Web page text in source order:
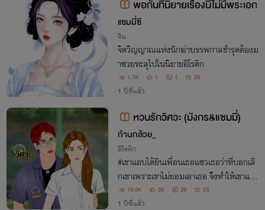
พอกันทีนิยายเรื่องนี้ไม่มีพระเอก
แซมมี่ซี
จีน
จิตวิญญาณแห่งนักฆ่าบรรพกาลชำรุดต้องม
าซวยทะลุไปในนิยายอิโรติก
1.7K 1 1 25
1 ปีที่แล้ว
หวนรักวิศวะ (มังกร&แซมมี่)
ก้านกล้วย_
อีโรติก
#เขาแอบได้ยินเพื่อนเธอแซวเธอว่าที่บอกเลิ
กเขาเพราะเขาไม่ยอมเอาเธอ จึงทำให้เขาแค้
นเธอมาก "กูจะกระแทกให้แหกไปเลย"
13.5K 25 28 23
1 ปีที่แล้ว